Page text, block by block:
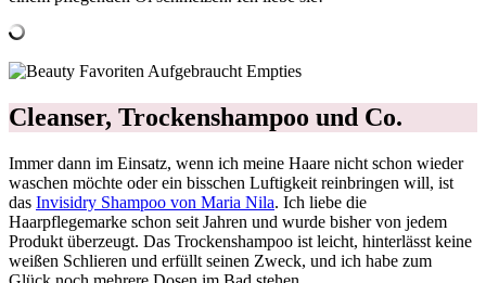
Cleanser, Trockenshampoo und Co.
Immer dann im Einsatz, wenn ich meine Haare nicht schon wieder
waschen möchte oder ein bisschen Luftigkeit reinbringen will, ist
das Invisidry Shampoo von Maria Nila. Ich liebe die
Haarpflegemarke schon seit Jahren und wurde bisher von jedem
Produkt überzeugt. Das Trockenshampoo ist leicht, hinterlässt keine
weißen Schlieren und erfüllt seinen Zweck, und ich habe zum